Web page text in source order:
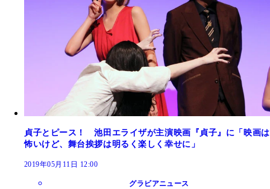
貞子とピース！ 池田エライザが主演映画『貞子』に「映画は
怖いけど、舞台挨拶は明るく楽しく幸せに」
2019年05月11日 12:00
グラビアニュース